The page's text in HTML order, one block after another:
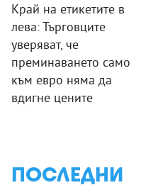
Край на етикетите в
лева: Търговците
уверяват, че
преминаването само
към евро няма да
вдигне цените
ПОСЛЕДНИ